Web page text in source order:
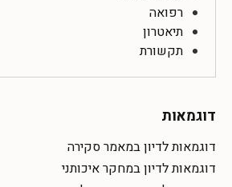
רפואה
תיאטרון
תקשורת
דוגמאות
דוגמאות לדיון במאמר סקירה
דוגמאות לדיון במחקר איכותני